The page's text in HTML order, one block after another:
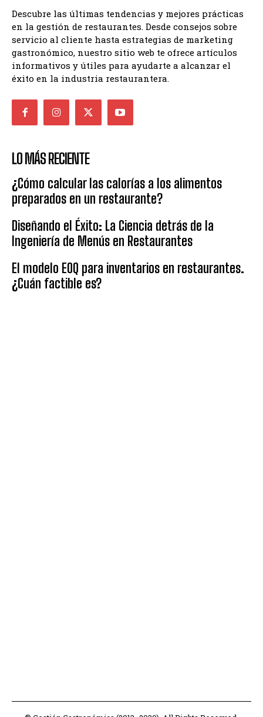
Descubre las últimas tendencias y mejores prácticas
en la gestión de restaurantes. Desde consejos sobre
servicio al cliente hasta estrategias de marketing
gastronómico, nuestro sitio web te ofrece artículos
informativos y útiles para ayudarte a alcanzar el
éxito en la industria restaurantera.
LO MÁS RECIENTE
¿Cómo calcular las calorías a los alimentos
preparados en un restaurante?
Diseñando el Éxito: La Ciencia detrás de la
Ingeniería de Menús en Restaurantes
El modelo EOQ para inventarios en restaurantes.
¿Cuán factible es?